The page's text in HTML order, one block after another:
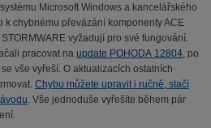
Microsoft Windows a kancelářského
k chybnému převázání komponenty ACE
vyžadují pro své fungování.
pracovat na update POHODA 12804, po
vše vyřeší. O aktualizacích ostatních
Chybu můžete upravit i ručně, stačí
. Vše jednoduše vyřešíte během pár